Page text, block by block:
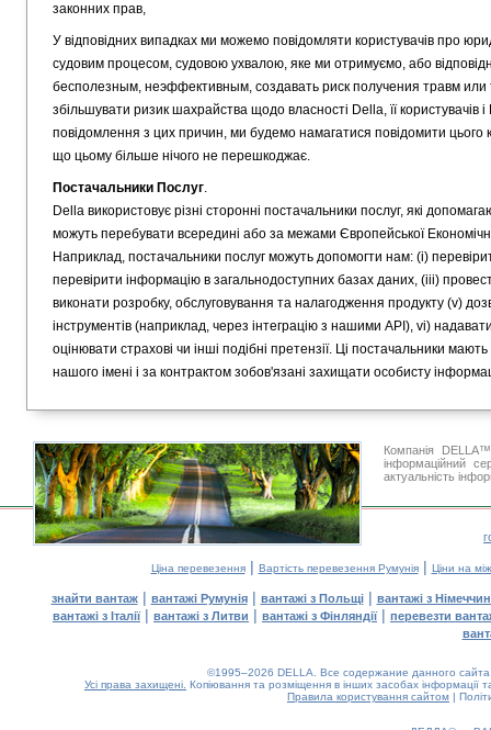
законних прав,
У відповідних випадках ми можемо повідомляти користувачів про
судовим процесом, судовою ухвалою, яке ми отримуємо, або
бесполезным, неэффективным, создавать риск получения травм
збільшувати ризик шахрайства щодо власності Della, її
повідомлення з цих причин, ми будемо намагатися повідомити цього
що цьому більше нічого не перешкоджає.
Постачальники Послуг.
Della використовує різні сторонні постачальники послуг, які
можуть перебувати всередині або за межами Європейської
Наприклад, постачальники послуг можуть допомогти нам: (i)
перевірити інформацію в загальнодоступних базах даних, (iii)
виконати розробку, обслуговування та налагодження продукту (v)
інструментів (наприклад, через інтеграцію з нашими API), vi)
оцінювати страхові чи інші подібні претензії. Ці постачальники
нашого імені і за контрактом зобов'язані захищати особисту
Компанія
інформаційний
актуальність
Ціна перевезення| Вартість перевезення Румунія| Ціни на
знайти вантаж| вантажі Румунія| вантажі з Польщі| вантажі з
вантажі з Італії| вантажі з Литви | вантажі з Фінляндії| перевезти
©1995–2026 DELLA. Все содержание данного
Усі права захищені. Копіювання та розміщення в інших засобах інформації
Правила користування сайтом |